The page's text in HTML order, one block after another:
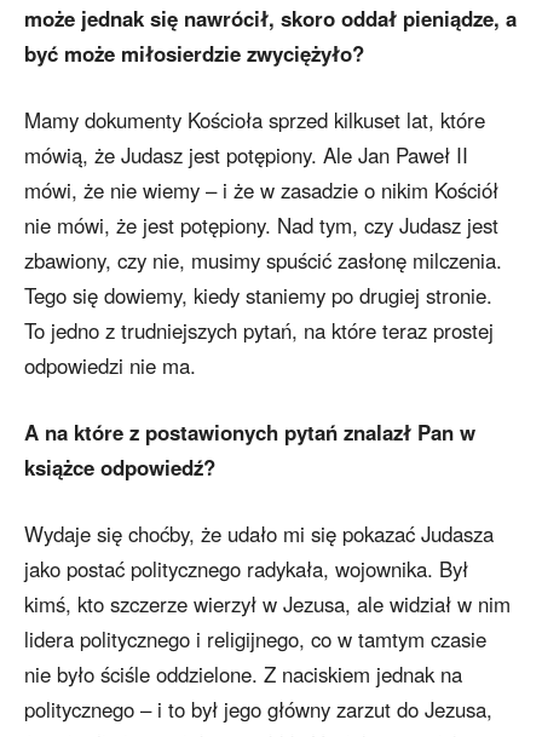
może jednak się nawrócił, skoro oddał pieniądze, a
być może miłosierdzie zwyciężyło?
Mamy dokumenty Kościoła sprzed kilkuset lat, które
mówią, że Judasz jest potępiony. Ale Jan Paweł II
mówi, że nie wiemy – i że w zasadzie o nikim Kościół
nie mówi, że jest potępiony. Nad tym, czy Judasz jest
zbawiony, czy nie, musimy spuścić zasłonę milczenia.
Tego się dowiemy, kiedy staniemy po drugiej stronie.
To jedno z trudniejszych pytań, na które teraz prostej
odpowiedzi nie ma.
A na które z postawionych pytań znalazł Pan w
książce odpowiedź?
Wydaje się choćby, że udało mi się pokazać Judasza
jako postać politycznego radykała, wojownika. Był
kimś, kto szczerze wierzył w Jezusa, ale widział w nim
lidera politycznego i religijnego, co w tamtym czasie
nie było ściśle oddzielone. Z naciskiem jednak na
politycznego – i to był jego główny zarzut do Jezusa,